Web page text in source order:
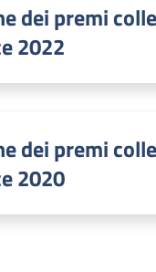
dei premi
2022
dei premi
2020